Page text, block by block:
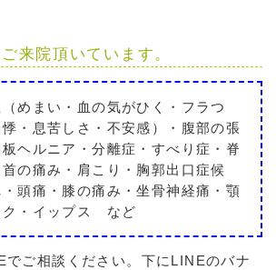
来院頂いています。
めまい・血の気がひく・フラつ
・息苦しさ・不安感）・腹部の張
ヘルニア・分離症・すべり症・脊
の痛み・肩こり・胸郭出口症候
頭痛・膝の痛み・坐骨神経痛・顎
ク・イップス など
ご相談ください。下にLINEのバナ